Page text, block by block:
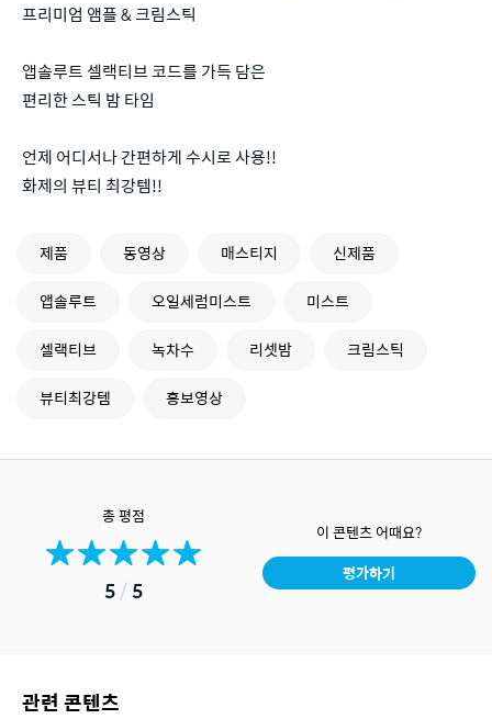
프리미엄 앰플 & 크림스틱
앱솔루트 셀랙티브 코드를 가득 담은
편리한 스틱 밤 타임
언제 어디서나 간편하게 수시로 사용!!
화제의 뷰티 최강템!!
제품 동영상 매스티지
신제품
앱솔루트
오일세럼미스트
미스트
셀랙티브
녹차수 리셋밤
크림스틱
뷰티최강템
홍보영상
총 평점
5/ 5
이 콘텐츠 어때요?
평가하기
관련 콘텐츠